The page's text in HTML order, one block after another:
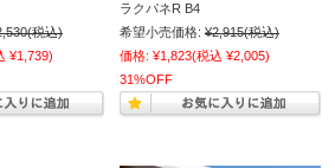
(税込)
¥1,739)
ラクパネR B4
希望小売価格: ¥2,915(税込)
価格: ¥1,823(税込 ¥2,005)
31%OFF